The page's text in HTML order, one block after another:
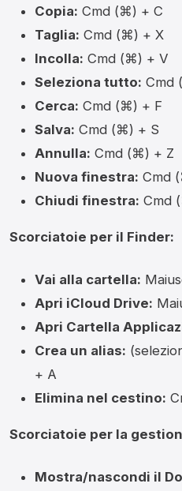
Copia: Cmd (⌘) + C
Taglia: Cmd (⌘) + X
Incolla: Cmd (⌘) + V
Seleziona tutto: Cmd
Cerca: Cmd (⌘) + F
Salva: Cmd (⌘) + S
Annulla: Cmd (⌘) + Z
Nuova finestra: Cmd
Chiudi finestra: Cmd
Scorciatoie per il Finder:
Vai alla cartella:
Apri iCloud Drive:
Apri Cartella
Crea un alias:
+ A
Elimina nel cestino:
Scorciatoie per la
Mostra/nascondi il